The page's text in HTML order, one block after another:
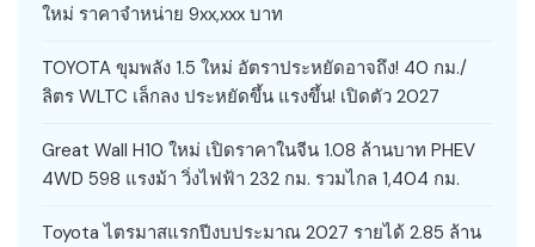
ใหม่ ราคาจำหน่าย 9xx,xxx บาท
TOYOTA ขุมพลัง 1.5 ใหม่ อัตราประหยัดอาจถึง! 40 กม./
ลิตร WLTC เล็กลง ประหยัดขึ้น แรงขึ้น! เปิดตัว 2027
Great Wall H10 ใหม่ เปิดราคาในจีน 1.08 ล้านบาท PHEV
4WD 598 แรงม้า วิ่งไฟฟ้า 232 กม. รวมไกล 1,404 กม.
Toyota ไตรมาสแรกปีงบประมาณ 2027 รายได้ 2.85 ล้าน